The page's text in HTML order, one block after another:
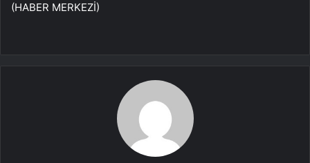
(HABER MERKEZİ)